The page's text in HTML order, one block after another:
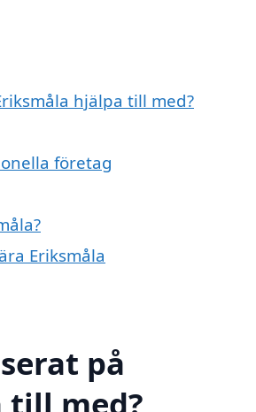
hjälpa till med?
företag
Eriksmåla
på
till med?